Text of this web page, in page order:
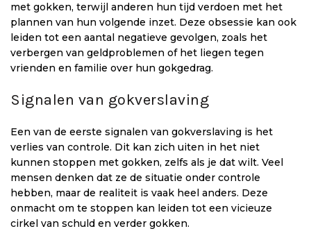
met gokken, terwijl anderen hun tijd verdoen met het
plannen van hun volgende inzet. Deze obsessie kan ook
leiden tot een aantal negatieve gevolgen, zoals het
verbergen van geldproblemen of het liegen tegen
vrienden en familie over hun gokgedrag.
Signalen van gokverslaving
Een van de eerste signalen van gokverslaving is het
verlies van controle. Dit kan zich uiten in het niet
kunnen stoppen met gokken, zelfs als je dat wilt. Veel
mensen denken dat ze de situatie onder controle
hebben, maar de realiteit is vaak heel anders. Deze
onmacht om te stoppen kan leiden tot een vicieuze
cirkel van schuld en verder gokken.